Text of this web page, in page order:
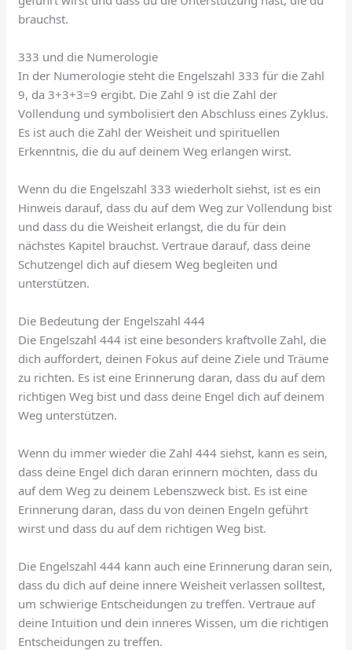
brauchst.
333 und die Numerologie
In der Numerologie steht die Engelszahl 333 für die Zahl
9, da 3+3+3=9 ergibt. Die Zahl 9 ist die Zahl der
Vollendung und symbolisiert den Abschluss eines Zyklus.
Es ist auch die Zahl der Weisheit und spirituellen
Erkenntnis, die du auf deinem Weg erlangen wirst.
Wenn du die Engelszahl 333 wiederholt siehst, ist es ein
Hinweis darauf, dass du auf dem Weg zur Vollendung bist
und dass du die Weisheit erlangst, die du für dein
nächstes Kapitel brauchst. Vertraue darauf, dass deine
Schutzengel dich auf diesem Weg begleiten und
unterstützen.
Die Bedeutung der Engelszahl 444
Die Engelszahl 444 ist eine besonders kraftvolle Zahl, die
dich auffordert, deinen Fokus auf deine Ziele und Träume
zu richten. Es ist eine Erinnerung daran, dass du auf dem
richtigen Weg bist und dass deine Engel dich auf deinem
Weg unterstützen.
Wenn du immer wieder die Zahl 444 siehst, kann es sein,
dass deine Engel dich daran erinnern möchten, dass du
auf dem Weg zu deinem Lebenszweck bist. Es ist eine
Erinnerung daran, dass du von deinen Engeln geführt
wirst und dass du auf dem richtigen Weg bist.
Die Engelszahl 444 kann auch eine Erinnerung daran sein,
dass du dich auf deine innere Weisheit verlassen solltest,
um schwierige Entscheidungen zu treffen. Vertraue auf
deine Intuition und dein inneres Wissen, um die richtigen
Entscheidungen zu treffen.